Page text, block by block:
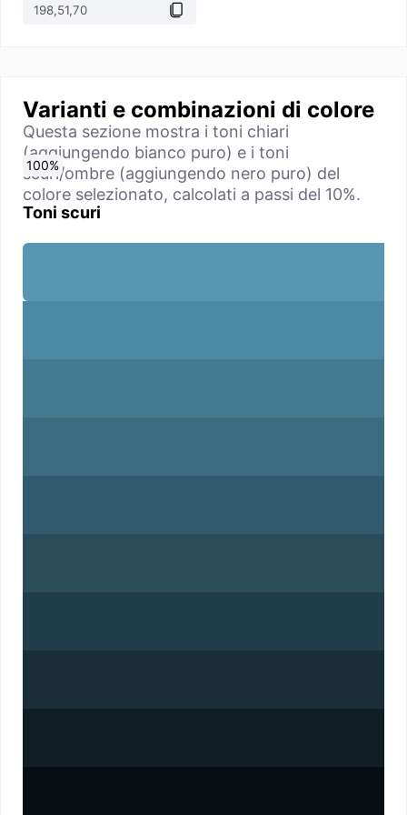
Varianti e combinazioni di colore
Questa sezione mostra i toni chiari
(aggiungendo bianco puro) e i toni
scuri/ombre (aggiungendo nero puro) del
colore selezionato, calcolati a passi del 10%.
Toni scuri
0%
10%
20%
30%
40%
50%
60%
70%
80%
90%
100%